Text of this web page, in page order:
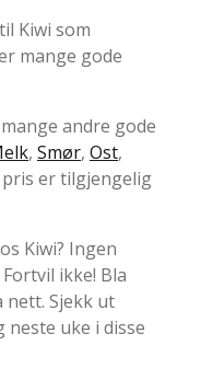
Kiwi som
mange gode
andre gode
, Smør, Ost,
er tilgjengelig
Kiwi? Ingen
ikke! Bla
nett. Sjekk ut
neste uke i disse